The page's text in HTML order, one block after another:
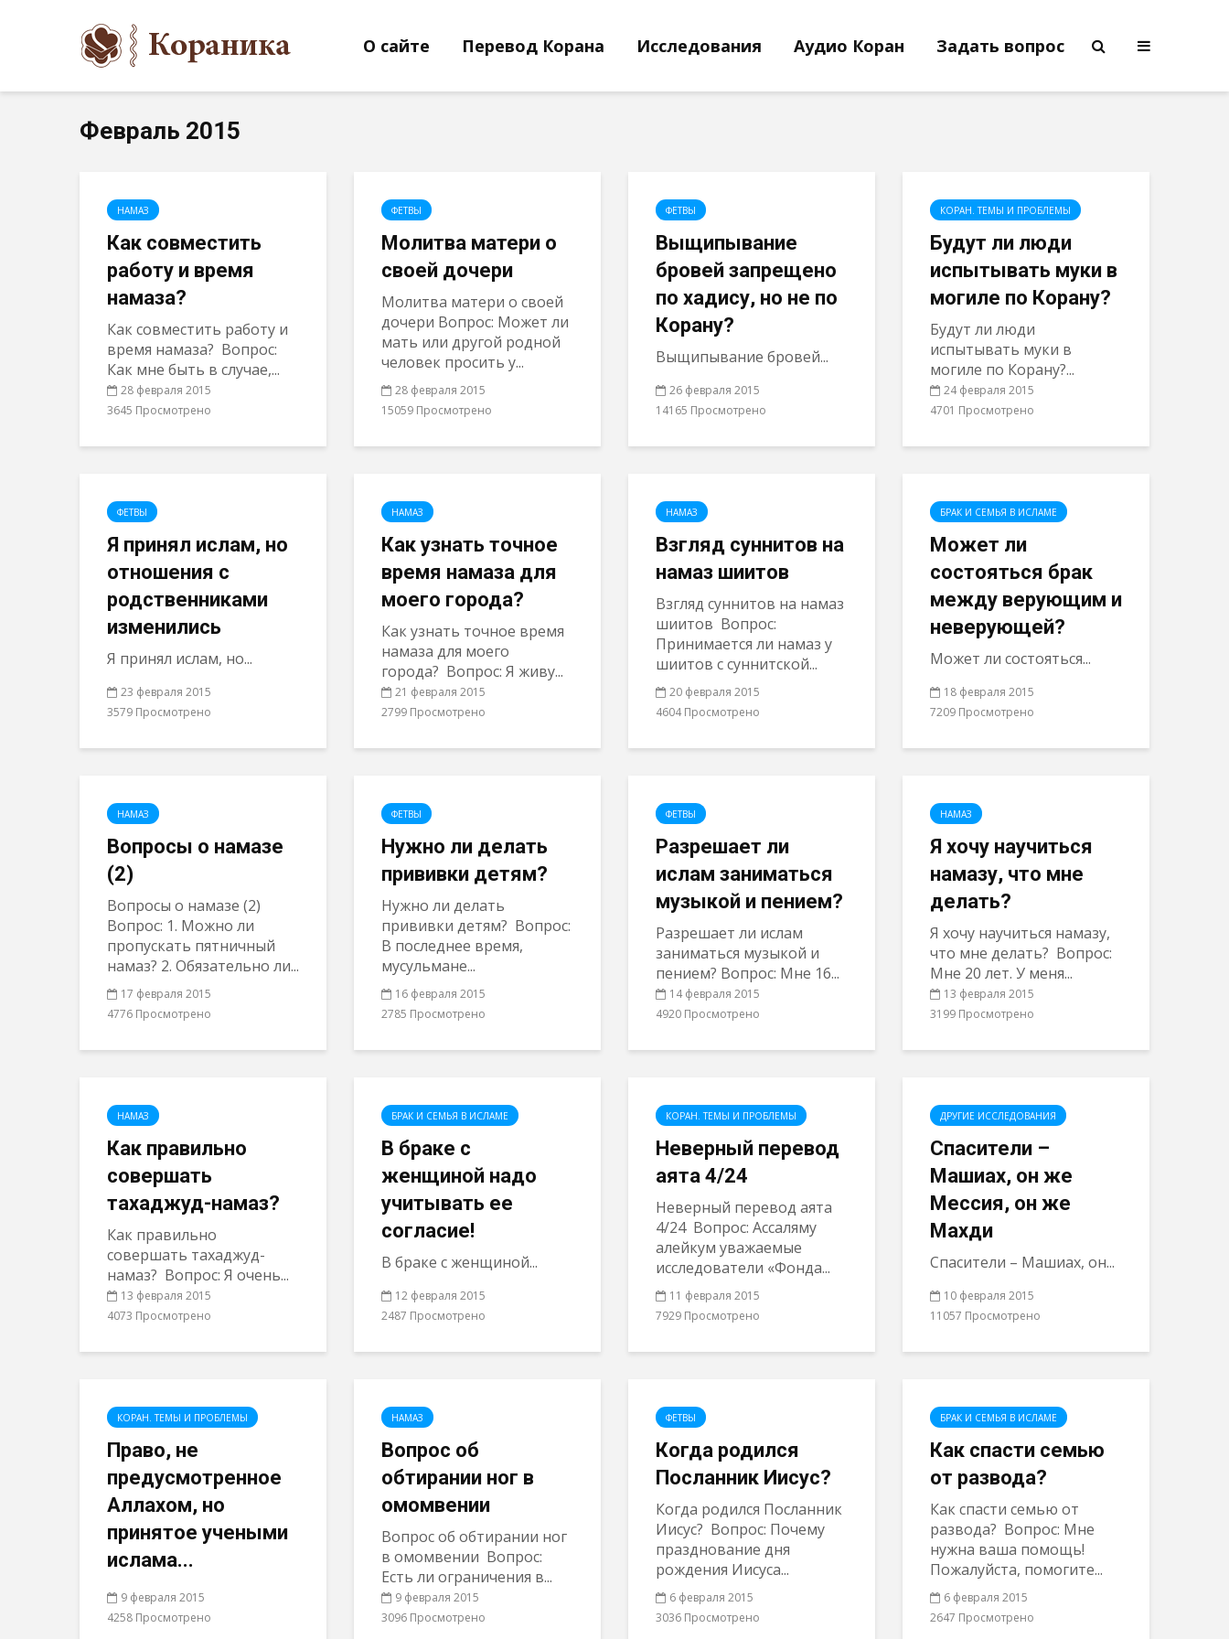
О сайте Перевод Корана Исследования Аудио Коран Задать вопрос
Февраль 2015
НАМАЗ
Как совместить
работу и время
намаза?
Как совместить работу и
время намаза? Вопрос:
Как мне быть в случае,...
28 февраля 2015
3645 Просмотрено
ФЕТВЫ
Молитва матери о
своей дочери
Молитва матери о своей
дочери Вопрос: Может ли
мать или другой родной
человек просить у...
28 февраля 2015
15059 Просмотрено
ФЕТВЫ
Выщипывание
бровей запрещено
по хадису, но не по
Корану?
Выщипывание бровей...
26 февраля 2015
14165 Просмотрено
КОРАН. ТЕМЫ И ПРОБЛЕМЫ
Будут ли люди
испытывать муки в
могиле по Корану?
Будут ли люди
испытывать муки в
могиле по Корану?...
24 февраля 2015
4701 Просмотрено
ФЕТВЫ
Я принял ислам, но
отношения с
родственниками
изменились
Я принял ислам, но...
23 февраля 2015
3579 Просмотрено
НАМАЗ
Как узнать точное
время намаза для
моего города?
Как узнать точное время
намаза для моего
города? Вопрос: Я живу...
21 февраля 2015
2799 Просмотрено
НАМАЗ
Взгляд суннитов на
намаз шиитов
Взгляд суннитов на намаз
шиитов Вопрос:
Принимается ли намаз у
шиитов с суннитской...
20 февраля 2015
4604 Просмотрено
БРАК И СЕМЬЯ В ИСЛАМЕ
Может ли
состояться брак
между верующим и
неверующей?
Может ли состояться...
18 февраля 2015
7209 Просмотрено
НАМАЗ
Вопросы о намазе
(2)
Вопросы о намазе (2)
Вопрос: 1. Можно ли
пропускать пятничный
намаз? 2. Обязательно ли...
17 февраля 2015
4776 Просмотрено
ФЕТВЫ
Нужно ли делать
прививки детям?
Нужно ли делать
прививки детям? Вопрос:
В последнее время,
мусульмане...
16 февраля 2015
2785 Просмотрено
ФЕТВЫ
Разрешает ли
ислам заниматься
музыкой и пением?
Разрешает ли ислам
заниматься музыкой и
пением? Вопрос: Мне 16...
14 февраля 2015
4920 Просмотрено
НАМАЗ
Я хочу научиться
намазу, что мне
делать?
Я хочу научиться намазу,
что мне делать? Вопрос:
Мне 20 лет. У меня...
13 февраля 2015
3199 Просмотрено
НАМАЗ
Как правильно
совершать
тахаджуд-намаз?
Как правильно
совершать тахаджуд-
намаз? Вопрос: Я очень...
13 февраля 2015
4073 Просмотрено
БРАК И СЕМЬЯ В ИСЛАМЕ
В браке с
женщиной надо
учитывать ее
согласие!
В браке с женщиной...
12 февраля 2015
2487 Просмотрено
КОРАН. ТЕМЫ И ПРОБЛЕМЫ
Неверный перевод
аята 4/24
Неверный перевод аята
4/24 Вопрос: Ассаляму
алейкум уважаемые
исследователи «Фонда...
11 февраля 2015
7929 Просмотрено
ДРУГИЕ ИССЛЕДОВАНИЯ
Спасители –
Машиах, он же
Мессия, он же
Махди
Спасители – Машиах, он...
10 февраля 2015
11057 Просмотрено
КОРАН. ТЕМЫ И ПРОБЛЕМЫ
Право, не
предусмотренное
Аллахом, но
принятое учеными
ислама...
9 февраля 2015
4258 Просмотрено
НАМАЗ
Вопрос об
обтирании ног в
омомвении
Вопрос об обтирании ног
в омомвении Вопрос:
Есть ли ограничения в...
9 февраля 2015
3096 Просмотрено
ФЕТВЫ
Когда родился
Посланник Иисус?
Когда родился Посланник
Иисус? Вопрос: Почему
празднование дня
рождения Иисуса...
6 февраля 2015
3036 Просмотрено
БРАК И СЕМЬЯ В ИСЛАМЕ
Как спасти семью
от развода?
Как спасти семью от
развода? Вопрос: Мне
нужна ваша помощь!
Пожалуйста, помогите...
6 февраля 2015
2647 Просмотрено